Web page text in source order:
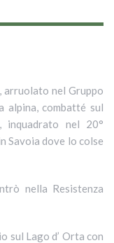
nel Gruppo
alpina, combatté sul
inquadrato nel 20°
Savoia dove lo colse
nella Resistenza
sul Lago d’ Orta con